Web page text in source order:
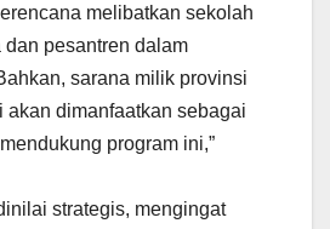
melibatkan sekolah
dan pesantren dalam
sarana milik provinsi
akan dimanfaatkan sebagai
program ini,”
strategis, mengingat